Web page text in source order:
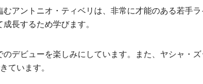
アントニオ・ティベリは、非常に才能のある若手
長するため学びます。
デビューを楽しみにしています。
また、ヤシャ・
ています。